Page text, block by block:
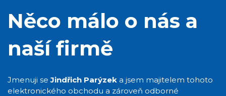
Něco málo o nás a
naší firmě
Jmenuji seJindřich Parýzek a jsem majitelem tohoto
elektronického obchodu a zároveň odborné